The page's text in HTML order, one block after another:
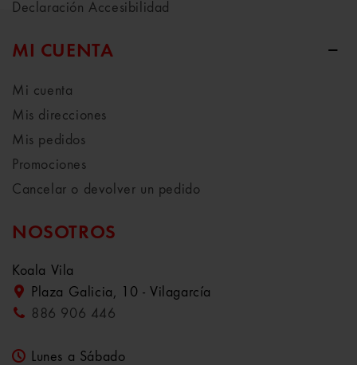
Declaración Accesibilidad
MI CUENTA
Mi cuenta
Mis direcciones
Mis pedidos
Promociones
Cancelar o devolver un pedido
NOSOTROS
Koala Vila
Plaza Galicia, 10 - Vilagarcía
886 906 446
Lunes a Sábado